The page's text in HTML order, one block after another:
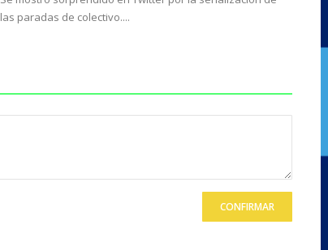
las paradas de colectivo....
CONFIRMAR